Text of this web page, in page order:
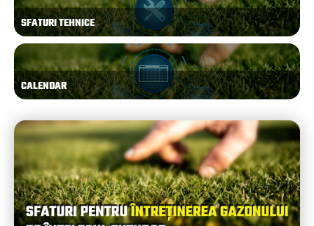
SFATURI TEHNICE
CALENDAR